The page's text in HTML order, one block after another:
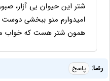
شتر این حیوان بی آزار،
امیدوارم منو ببخشی
همون شتر هست که خواب
رضا: پاسخ